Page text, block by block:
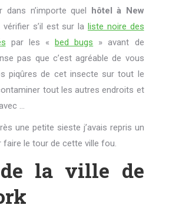
dans n’importe quel hôtel à New
s’il est sur la liste noire des
par les «bed bugs » avant de
pas que c’est agréable de vous
piqûres de cet insecte sur tout le
tout les autres endroits et
…
une petite sieste j’avais repris un
faire le tour de cette ville fou.
la ville de